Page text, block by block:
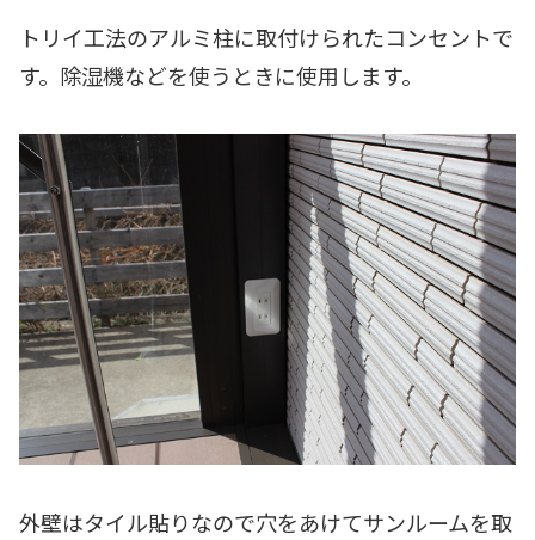
トリイ工法のアルミ柱に取付けられたコンセントで
す。除湿機などを使うときに使用します。
外壁はタイル貼りなので穴をあけてサンルームを取